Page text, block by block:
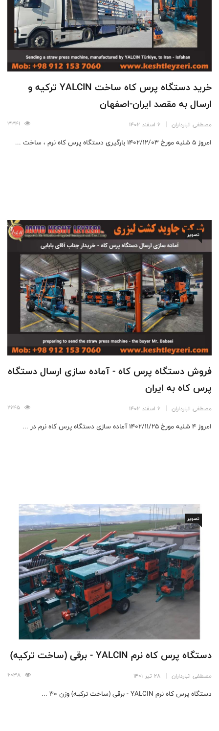
خرید دستگاه پرس کاه ساخت YALCIN ترکیه و
ارسال به مقصد ایران-اصفهان
مصطفی انبارداران 6 اسفند 1402
امروز ۵ شنبه مورخ ۱۴۰۲/۱۲/۰۳ بارگیری دستگاه پرس کاه نرم ، ساخت ...
تصویر
فروش دستگاه پرس کاه - آماده سازی ارسال دستگاه
پرس کاه به ایران
مصطفی انبارداران 6 اسفند 1402
امروز ۴ شنبه مورخ 1402/11/25 آماده سازی دستگاه پرس کاه نرم در ...
تصویر
دستگاه پرس کاه نرم YALCIN - برقی (ساخت ترکیه)
مصطفی انبارداران 28 تیر 1401
دستگاه پرس کاه نرم YALCIN - برقی (ساخت ترکیه) وزن 30 ...